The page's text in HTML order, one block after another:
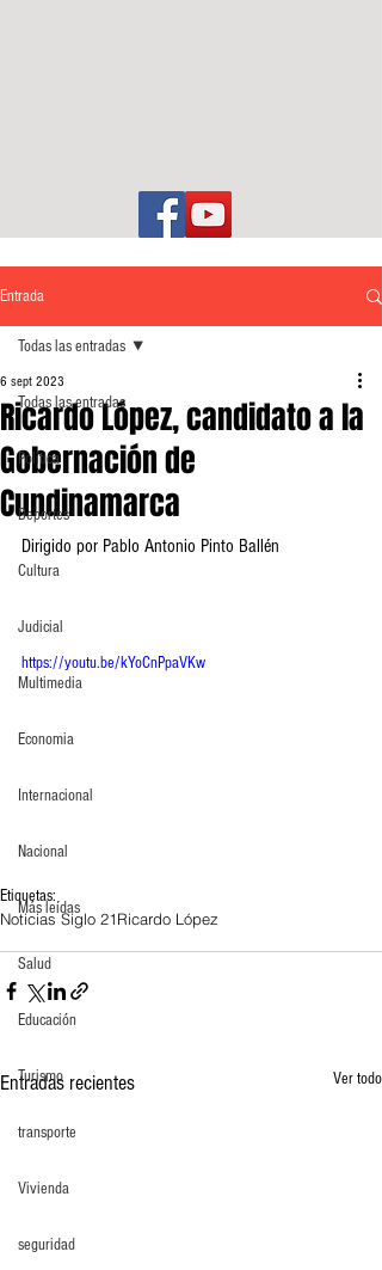
Entrada
Todas las entradas
Política
Deportes
Cultura
Judicial
Multimedia
Economia
Internacional
Nacional
Más leídas
Salud
Educación
Turismo
transporte
Vivienda
seguridad
Todas las entradas
Ricardo López, candidato a la
Gobernación de
Cundinamarca
6 sept 2023
Dirigido por Pablo Antonio Pinto Ballén
https://youtu.be/kYoCnPpaVKw
Etiquetas:
Noticias Siglo 21Ricardo López
Entradas recientes Ver todo